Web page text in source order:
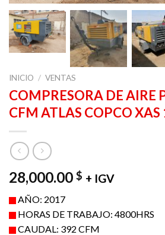
INICIO / VENTAS
COMPRESORA DE AIRE
CFM ATLAS COPCO XAS
28,000.00 $ + IGV
AÑO: 2017
HORAS DE TRABAJO: 4800HRS
CAUDAL: 392 CFM